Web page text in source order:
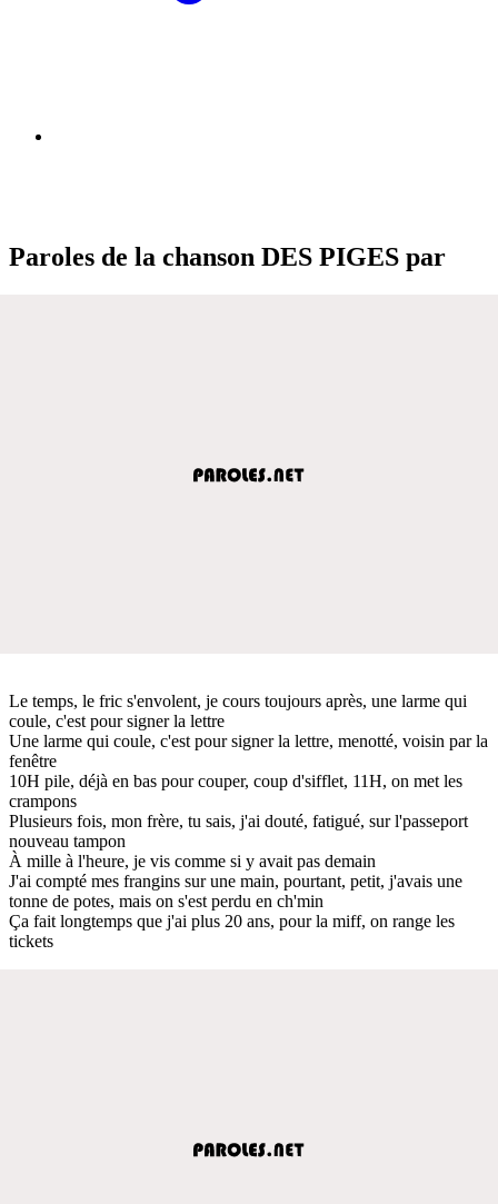
Paroles de la chanson DES PIGES par
Le temps, le fric s'envolent, je cours toujours après, une larme qui
coule, c'est pour signer la lettre
Une larme qui coule, c'est pour signer la lettre, menotté, voisin par la
fenêtre
10H pile, déjà en bas pour couper, coup d'sifflet, 11H, on met les
crampons
Plusieurs fois, mon frère, tu sais, j'ai douté, fatigué, sur l'passeport
nouveau tampon
À mille à l'heure, je vis comme si y avait pas demain
J'ai compté mes frangins sur une main, pourtant, petit, j'avais une
tonne de potes, mais on s'est perdu en ch'min
Ça fait longtemps que j'ai plus 20 ans, pour la miff, on range les
tickets